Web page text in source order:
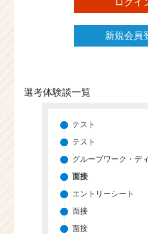
ト
が
届
く
ャ
（C
ログイ
新規会員
選考体験談一覧
テスト
テスト
グループワーク・デ
面接
エントリーシート
面接
面接